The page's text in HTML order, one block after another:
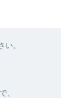
。
、